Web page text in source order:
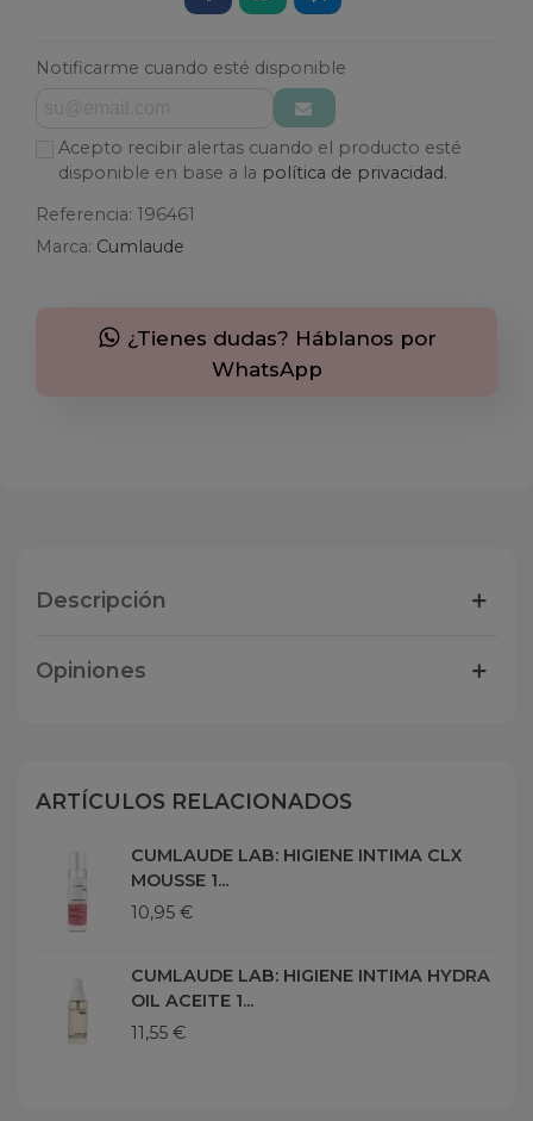
Notificarme cuando esté disponible
Acepto recibir alertas cuando el producto esté
disponible en base a la política de privacidad.
Referencia: 196461
Marca: Cumlaude
¿Tienes dudas? Háblanos por
WhatsApp
Descripción
Opiniones
ARTÍCULOS RELACIONADOS
CUMLAUDE LAB: HIGIENE INTIMA CLX
MOUSSE 1...
10,95 €
CUMLAUDE LAB: HIGIENE INTIMA HYDRA
OIL ACEITE 1...
11,55 €